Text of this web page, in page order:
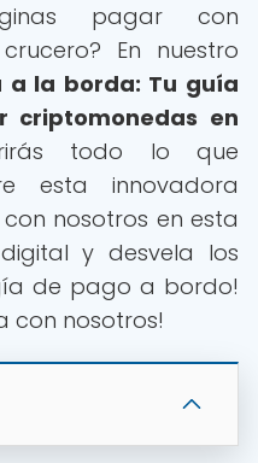
pagar con
En nuestro
a la borda: Tu guía
criptomonedas en
todo lo que
esta innovadora
nosotros en esta
y desvela los
de pago a bordo!
con nosotros!